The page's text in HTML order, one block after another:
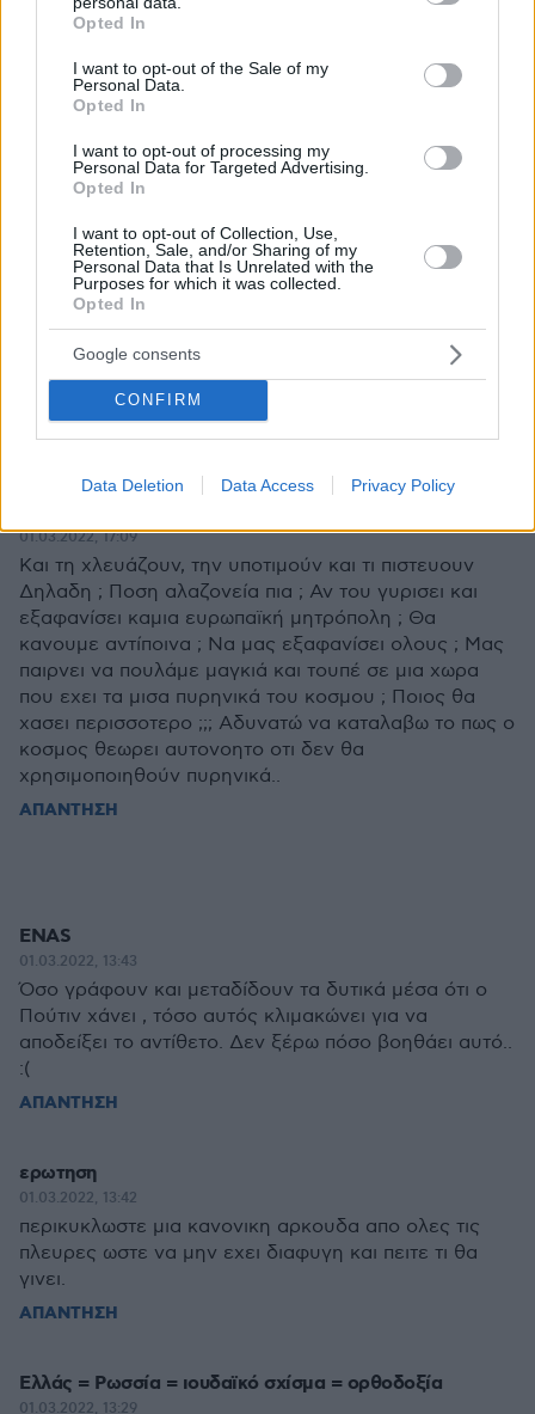
grant or deny consent to Google and its third-party tags to
use your data for below specified purposes in below Google
consent section.
Opted In
I want to opt-out of the Sale of my
Personal Data.
Opted In
I want to opt-out of processing my
Personal Data for Targeted Advertising.
Opted In
I want to opt-out of Collection, Use,
Retention, Sale, and/or Sharing of my
Personal Data that Is Unrelated with the
Purposes for which it was collected.
Opted In
Google consents
CONFIRM
Data Deletion Data Access Privacy Policy
Σωστός
01.03.2022, 23:43
Μικρή διόρθωση. Δεν επιλέξαμε πλευρά. Την
επέλεξε η μαριονέτα.
ΑΠΑΝΤΗΣΗ
01.03.2022, 17:31
Αν η Ρωσία με το που μπήκε στην Ουκρανία έκανε
στάχτη πόλεις και χωριά για να τελειώνει γρήγορα,
τότε θα γκαρίζατε για τις ανθρώπινες απώλειες. Τώρα
που το πάει αργά και μάλιστα προειδοιώντας τους
κατοίκους για τους στόχους της, λέτε ότι έχασε.
ΑΠΑΝΤΗΣΗ
01.03.2022, 17:09
Και τη χλευάζουν, την υποτιμούν και τι πιστευουν
Δηλαδη ; Ποση αλαζονεία πια ; Αν του γυρισει και
εξαφανίσει καμια ευρωπαϊκή μητρόπολη ; Θα
κανουμε αντίποινα ; Να μας εξαφανίσει ολους ; Μας
παιρνει να πουλάμε μαγκιά και τουπέ σε μια χωρα
που εχει τα μισα πυρηνικά του κοσμου ; Ποιος θα
χασει περισσοτερο ;;; Αδυνατώ να καταλαβω το πως ο
κοσμος θεωρει αυτονοητο οτι δεν θα
χρησιμοποιηθούν πυρηνικά..
ΑΠΑΝΤΗΣΗ
ENAS
01.03.2022, 13:43
Όσο γράφουν και μεταδίδουν τα δυτικά μέσα ότι ο
Πούτιν χάνει , τόσο αυτός κλιμακώνει για να
αποδείξει το αντίθετο. Δεν ξέρω πόσο βοηθάει αυτό..
:(
ΑΠΑΝΤΗΣΗ
ερωτηση
01.03.2022, 13:42
περικυκλωστε μια κανονικη αρκουδα απο ολες τις
πλευρες ωστε να μην εχει διαφυγη και πειτε τι θα
γινει.
ΑΠΑΝΤΗΣΗ
Ελλάς = Ρωσσία = ιουδαϊκό σχίσμα = ορθοδοξία
01.03.2022, 13:29